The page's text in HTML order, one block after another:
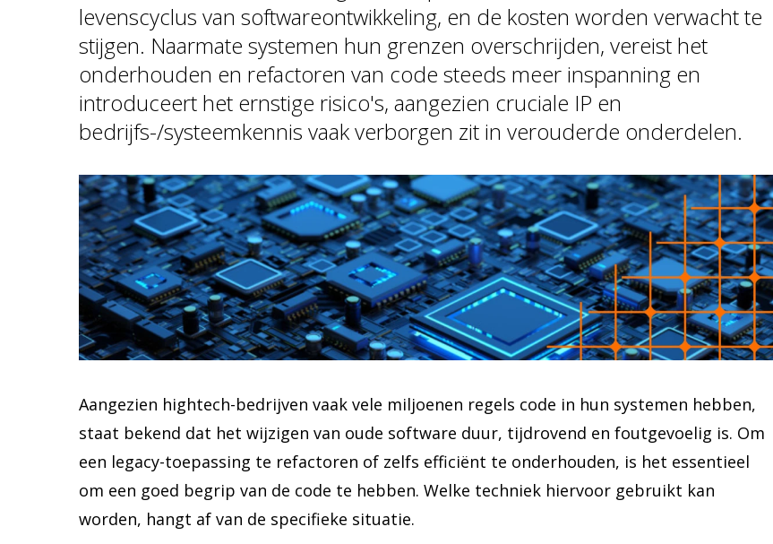
levenscyclus van softwareontwikkeling, en de kosten worden verwacht te
stijgen. Naarmate systemen hun grenzen overschrijden, vereist het
onderhouden en refactoren van code steeds meer inspanning en
introduceert het ernstige risico's, aangezien cruciale IP en
bedrijfs-/systeemkennis vaak verborgen zit in verouderde onderdelen.
Aangezien hightech-bedrijven vaak vele miljoenen regels code in hun systemen hebben,
staat bekend dat het wijzigen van oude software duur, tijdrovend en foutgevoelig is. Om
een legacy-toepassing te refactoren of zelfs efficiënt te onderhouden, is het essentieel
om een goed begrip van de code te hebben. Welke techniek hiervoor gebruikt kan
worden, hangt af van de specifieke situatie.